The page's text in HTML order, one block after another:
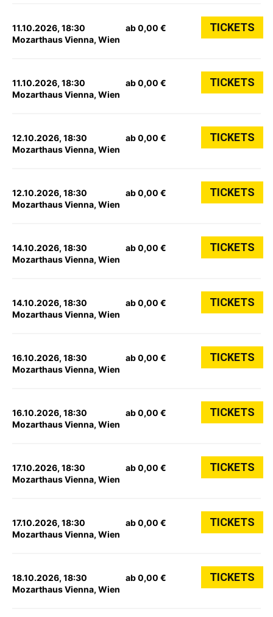
11.10.2026, 18:30
Mozarthaus Vienna, Wien
ab 0,00 € TICKETS
11.10.2026, 18:30
Mozarthaus Vienna, Wien
ab 0,00 € TICKETS
12.10.2026, 18:30
Mozarthaus Vienna, Wien
ab 0,00 € TICKETS
12.10.2026, 18:30
Mozarthaus Vienna, Wien
ab 0,00 € TICKETS
14.10.2026, 18:30
Mozarthaus Vienna, Wien
ab 0,00 € TICKETS
14.10.2026, 18:30
Mozarthaus Vienna, Wien
ab 0,00 € TICKETS
16.10.2026, 18:30
Mozarthaus Vienna, Wien
ab 0,00 € TICKETS
16.10.2026, 18:30
Mozarthaus Vienna, Wien
ab 0,00 € TICKETS
17.10.2026, 18:30
Mozarthaus Vienna, Wien
ab 0,00 € TICKETS
17.10.2026, 18:30
Mozarthaus Vienna, Wien
ab 0,00 € TICKETS
18.10.2026, 18:30
Mozarthaus Vienna, Wien
ab 0,00 € TICKETS